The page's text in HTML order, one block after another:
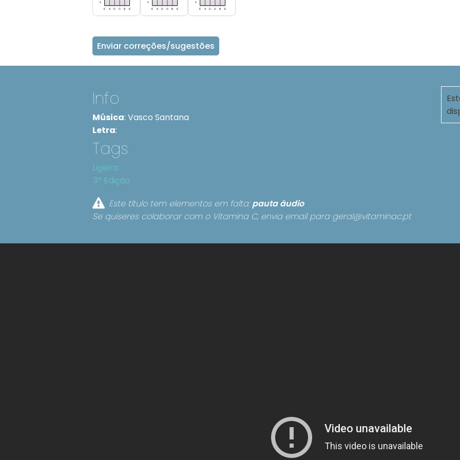
Enviar correções/sugestões
Info
Música: Vasco Santana
Letra:
Tags
Ligeira
3ª Edição
Este título tem elementos em falta:pautaáudio
Se quiseres colaborar com o Vitamina C, envia email para geral@vitaminac.pt